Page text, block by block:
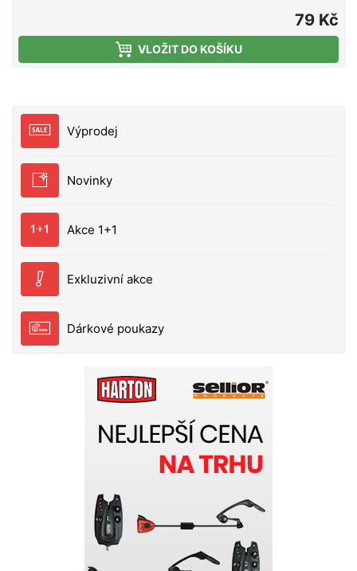
Výprodej
Novinky
Akce 1+1
Exkluzivní akce
Dárkové poukazy
dobrou zpracovatelností. Ať už lovíte na stojatých,
mírně tekoucích, či velmi proudných vodách, v rámci
této řady krmení si hravě vyberete. Tato krmítková
směs je určena pro rybolov na řekách. Díky své
odplavování.
79 Kč
VLOŽIT DO KOŠÍKU